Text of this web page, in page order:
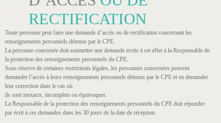
RECTIFICATION
Toute personne peut faire une demande d’accès ou de rectification concernant les
renseignements personnels détenus par le CPE.
La personne concernée doit soumettre une demande écrite à cet effet à la Responsable de
la protection des renseignements personnels du CPE.
Sous réserve de certaines restrictions légales, les personnes concernées peuvent
demander l’accès à leurs renseignements personnels détenus par le CPE et en demander
leur correction dans le cas où
ils sont inexacts, incomplets ou équivoques.
La Responsable de la protection des renseignements personnels du CPE doit répondre
par écrit à ces demandes dans les 30 jours de la date de réception.